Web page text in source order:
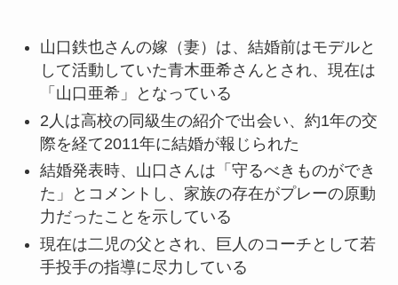
山口鉄也さんの嫁（妻）は、結婚前はモデルと
して活動していた青木亜希さんとされ、現在は
「山口亜希」となっている
2人は高校の同級生の紹介で出会い、約1年の交
際を経て2011年に結婚が報じられた
結婚発表時、山口さんは「守るべきものができ
た」とコメントし、家族の存在がプレーの原動
力だったことを示している
現在は二児の父とされ、巨人のコーチとして若
手投手の指導に尽力している